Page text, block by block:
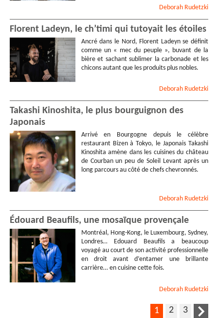
Deborah Rudetzki
Florent Ladeyn, le ch’timi qui tutoyait les étoiles
Ancré dans le Nord, Florent Ladeyn se définit
comme un « mec du peuple », buvant de la
bière et sachant sublimer la carbonade et les
chicons autant que les produits plus nobles.
Deborah Rudetzki
Takashi Kinoshita, le plus bourguignon des
Japonais
Arrivé en Bourgogne depuis le célèbre
restaurant Bizen à Tokyo, le Japonais Takashi
Kinoshita amène dans les cuisines du château
de Courban un peu de Soleil Levant après un
long parcours au côté de chefs chevronnés.
Deborah Rudetzki
Édouard Beaufils, une mosaïque provençale
Montréal, Hong-Kong, le Luxembourg, Sydney,
Londres… Edouard Beaufils a beaucoup
voyagé au court de son activité professionnelle
en droit avant d’entamer une brillante
carrière… en cuisine cette fois.
Deborah Rudetzki
1 2 3